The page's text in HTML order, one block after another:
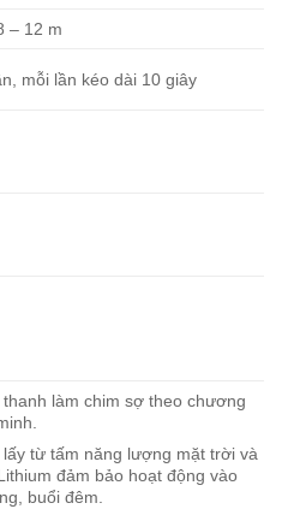
– 12 m
mỗi lần kéo dài 10 giây
làm chim sợ theo chương
lấy từ tấm năng lượng mặt trời và
đảm bảo hoạt động vào
buổi đêm.